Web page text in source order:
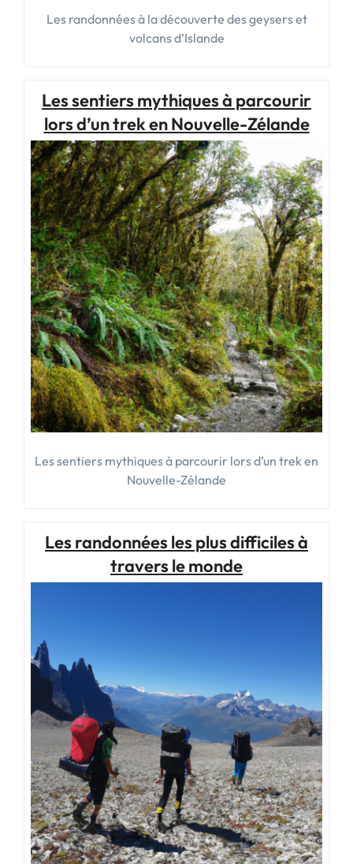
Les randonnées à la découverte des geysers et
volcans d’Islande
Les sentiers mythiques à parcourir
lors d’un trek en Nouvelle-Zélande
Les sentiers mythiques à parcourir lors d’un trek en
Nouvelle-Zélande
Les randonnées les plus difficiles à
travers le monde